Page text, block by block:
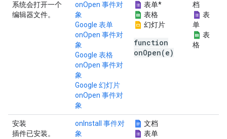
系统会打开一个
编辑器文件。
onOpen 事件对
象
Google 表单
onOpen 事件对
象
Google 表格
onOpen 事件对
象
Google 幻灯片
onOpen 事件对
象
表单*
表格
幻灯片
function
onOpen(e)
档
表
单
表
格
安装
插件已安装。
onInstall 事件对
象
文档
表单